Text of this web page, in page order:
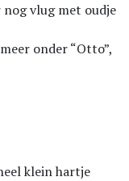
vlug met oudje
onder “Otto”,
klein hartje